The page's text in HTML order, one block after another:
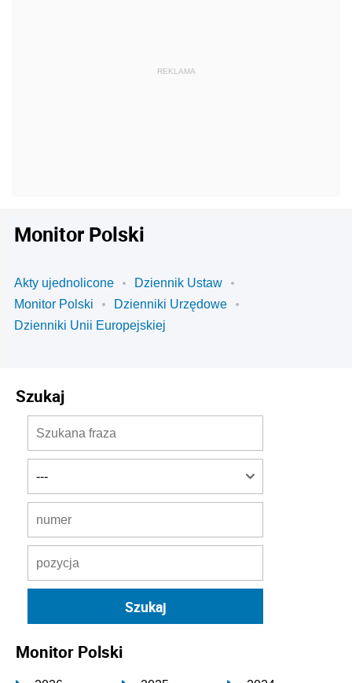
Monitor Polski
Akty ujednolicone
Dziennik Ustaw
Monitor Polski
Dzienniki Urzędowe
Dzienniki Unii Europejskiej
Szukaj
Monitor Polski